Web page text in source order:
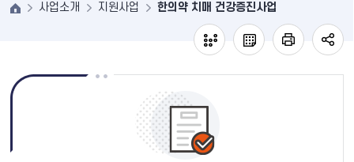
사업소개 지원사업 한의약 치매 건강증진사업